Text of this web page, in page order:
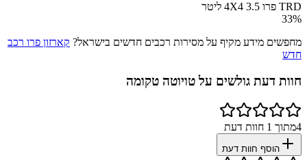
TRD פרו 4X4 3.5 ליטר
33%
מחפשים מידע מקיף על מסירות רכבים חדשים בישראל? קארזון פרו רכב
חדש
חוות דעת גולשים על טויוטה טקומה
4מתוך 1 חוות דעת
הוסף חוות דעת